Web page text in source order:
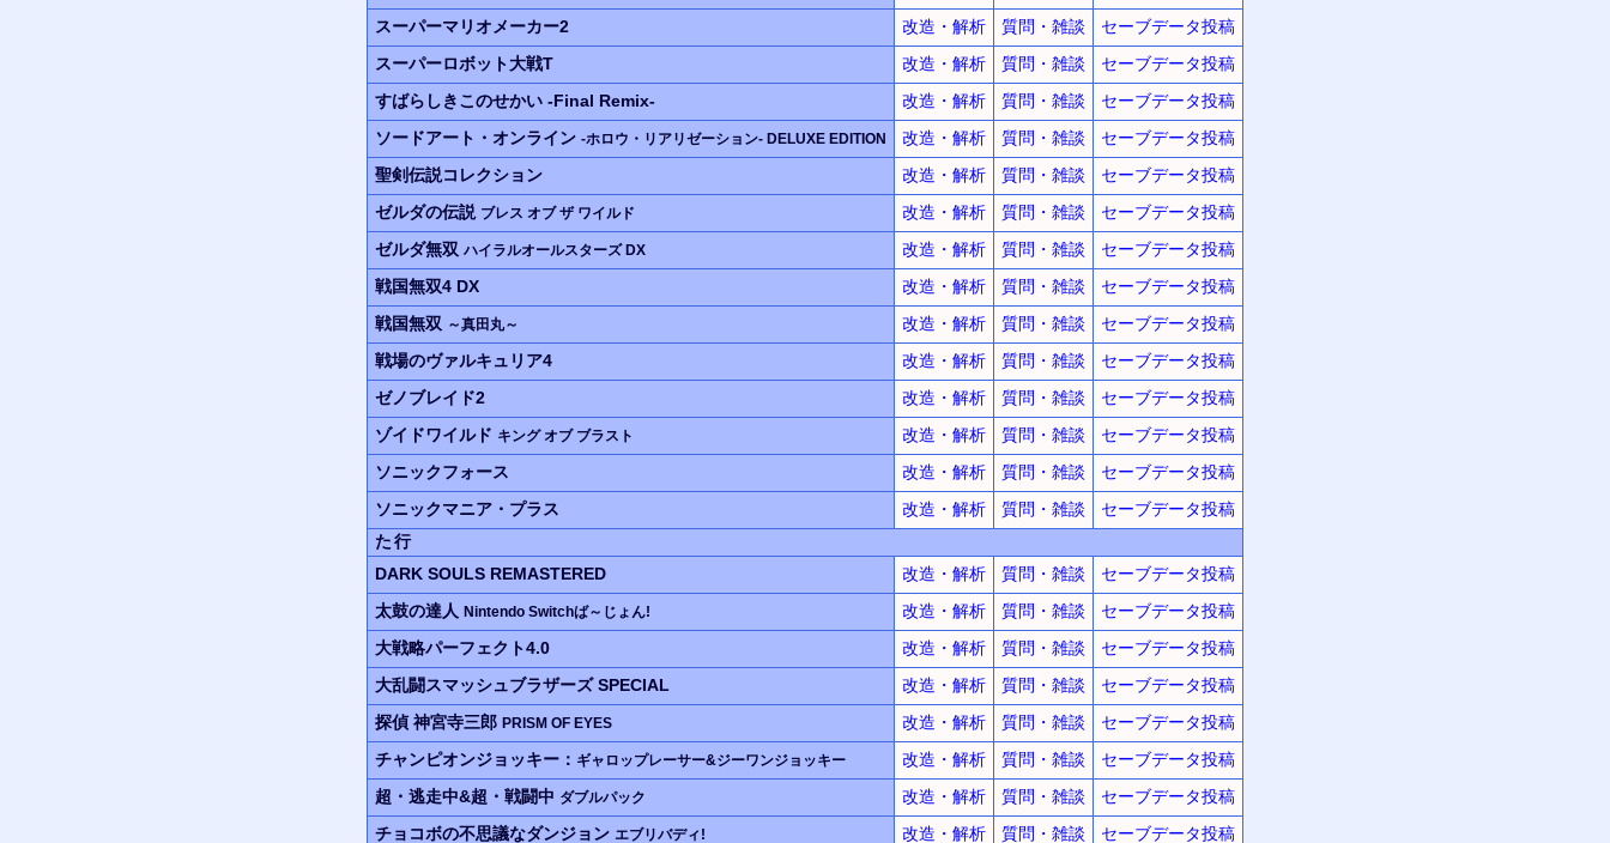
スーパーマリオメーカー2
改造・解析 質問・雑談
セーブデータ投稿
スーパーロボット大戦T
改造・解析 質問・雑談
セーブデータ投稿
すばらしきこのせかい -Final Remix- 改造・解析 質問・雑談
セーブデータ投稿
ソードアート・オンライン -ホロウ・リアリゼーション- DELUXE EDITION 改造・解析 質問・雑談
セーブデータ投稿
聖剣伝説コレクション
改造・解析 質問・雑談
セーブデータ投稿
ゼルダの伝説 ブレス オブ ザ ワイルド 改造・解析 質問・雑談
セーブデータ投稿
ゼルダ無双 ハイラルオールスターズ DX 改造・解析 質問・雑談
セーブデータ投稿
戦国無双4 DX
改造・解析 質問・雑談
セーブデータ投稿
戦国無双 ～真田丸～ 改造・解析 質問・雑談
セーブデータ投稿
戦場のヴァルキュリア4
改造・解析 質問・雑談
セーブデータ投稿
ゼノブレイド2
改造・解析 質問・雑談
セーブデータ投稿
ゾイドワイルド キング オブ ブラスト 改造・解析 質問・雑談
セーブデータ投稿
ソニックフォース
改造・解析 質問・雑談
セーブデータ投稿
ソニックマニア・プラス
改造・解析 質問・雑談
セーブデータ投稿
た行
DARK SOULS REMASTERED
改造・解析 質問・雑談
セーブデータ投稿
太鼓の達人 Nintendo Switchば～じょん! 改造・解析 質問・雑談
セーブデータ投稿
大戦略パーフェクト4.0
改造・解析 質問・雑談
セーブデータ投稿
大乱闘スマッシュブラザーズ SPECIAL
改造・解析 質問・雑談
セーブデータ投稿
探偵 神宮寺三郎 PRISM OF EYES 改造・解析 質問・雑談
セーブデータ投稿
チャンピオンジョッキー： ギャロップレーサー&ジーワンジョッキー 改造・解析 質問・雑談
セーブデータ投稿
超・逃走中&超・戦闘中 ダブルパック 改造・解析 質問・雑談
セーブデータ投稿
チョコボの不思議なダンジョン エブリバディ! 改造・解析 質問・雑談 セーブデータ投稿